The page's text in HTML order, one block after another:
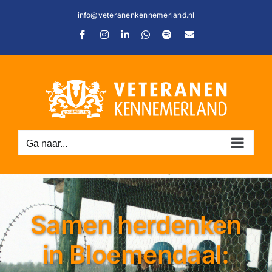
info@veteranenkennemerland.nl
FacebookInstagramLinkedInWhatsApp
SpotifyE-
Ga naar...
Samen herdenken
in Bloemendaal: